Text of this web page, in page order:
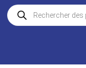
Recherche
de
produits